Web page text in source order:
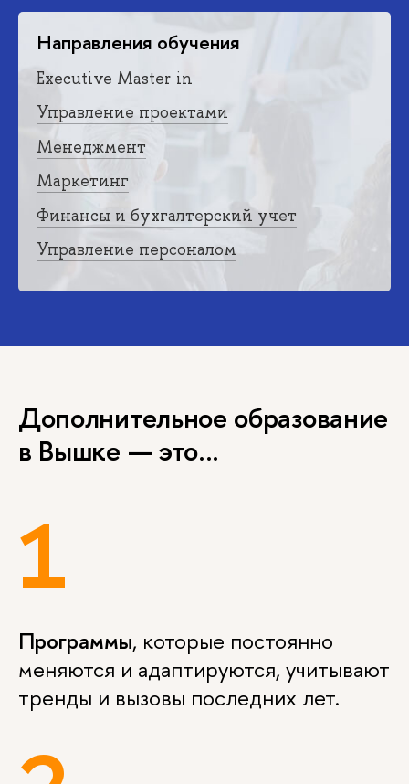
Направления обучения
Executive Master in
Управление проектами
Менеджмент
Маркетинг
Финансы и бухгалтерский учет
Управление персоналом
Дополнительное образование
в Вышке — это...
1
Программы, которые постоянно
меняются и адаптируются, учитывают
тренды и вызовы последних лет.